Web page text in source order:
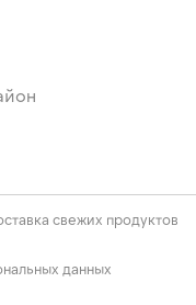
свежих продуктов
данных